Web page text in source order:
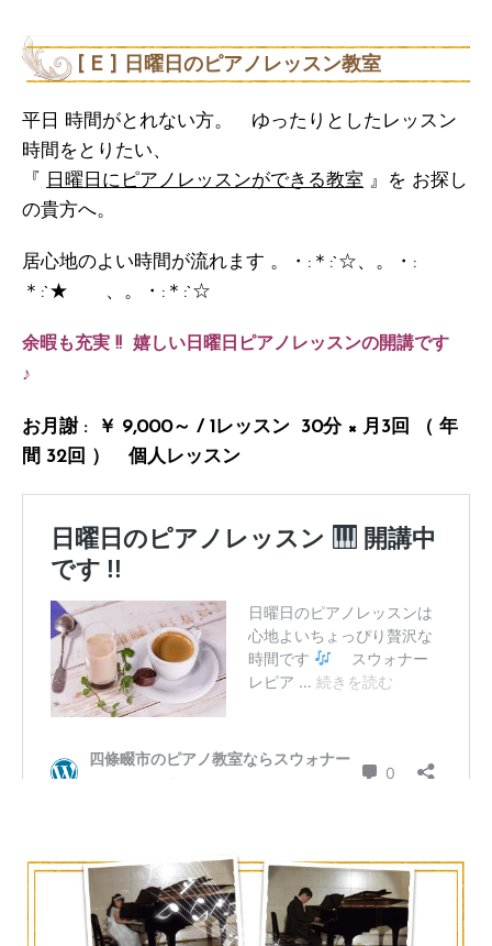
[ E ] 日曜日のピアノレッスン教室
平日 時間がとれない方。 ゆったりとしたレッスン
時間をとりたい、
『
日曜日にピアノレッスンができる教室 』を お探し
の貴方へ。
居心地のよい時間が流れます 。・:＊:`☆、。・:
＊:`★ 、。・:＊:`☆
余暇も充実 !! 嬉しい日曜日ピアノレッスンの開講です
♪
お月謝 : ￥ 9,000～ / 1レッスン 30分 × 月3回 （ 年
間 32回 ）
個人レッスン